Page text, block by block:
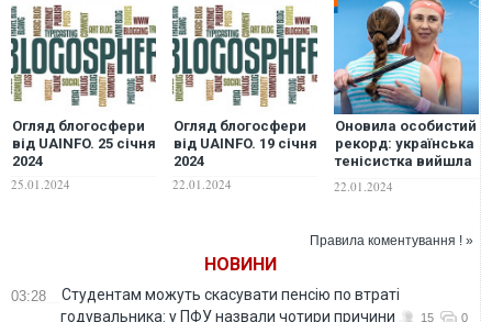
Огляд блогосфери
від UAINFO. 25 січня
2024
25.01.2024
Огляд блогосфери
від UAINFO. 19 січня
2024
22.01.2024
Оновила особистий
рекорд: українська
тенісистка вийшла
до 1/4 фіналу
парного турніру
22.01.2024
Правила коментування ! »
НОВИНИ
03:28
Студентам можуть скасувати пенсію по втраті
годувальника: у ПФУ назвали чотири причини
15 0